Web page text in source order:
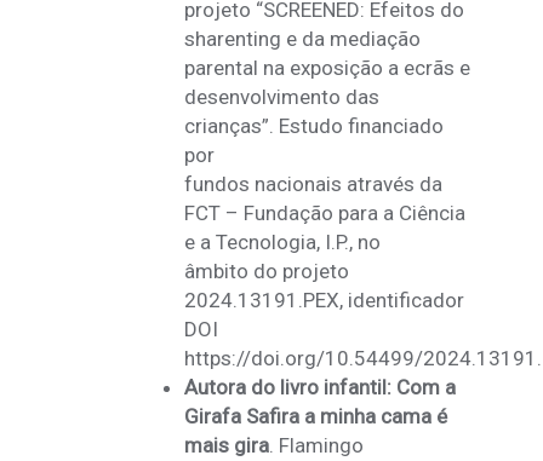
projeto “SCREENED: Efeitos do
sharenting e da mediação
parental na exposição a ecrãs e
desenvolvimento das
crianças”. Estudo financiado
por
fundos nacionais através da
FCT – Fundação para a Ciência
e a Tecnologia, I.P., no
âmbito do projeto
2024.13191.PEX, identificador
DOI
https://doi.org/10.54499/
Autora do livro infantil: Com a
Girafa Safira a minha cama é
mais gira. Flamingo